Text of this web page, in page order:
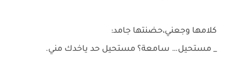
كلامها وجعني،حضنتها جامد:
_ مستحيل… سامعة؟ مستحيل حد ياخدك مني.